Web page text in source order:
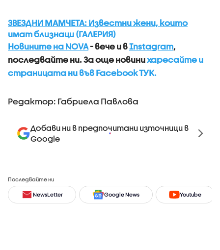
ЗВЕЗДНИ МАМЧЕТА: Известни жени, които
имат близнаци (ГАЛЕРИЯ)
Новините на NOVA- вече и вInstagram,
последвайте ни.За още новинихаресайте и
страницата ни във Facebook ТУК.
Редактор: Габриела Павлова
Добави ни в предпочитани източници в
Google
Последвайте ни
NewsLetter Google News Youtube